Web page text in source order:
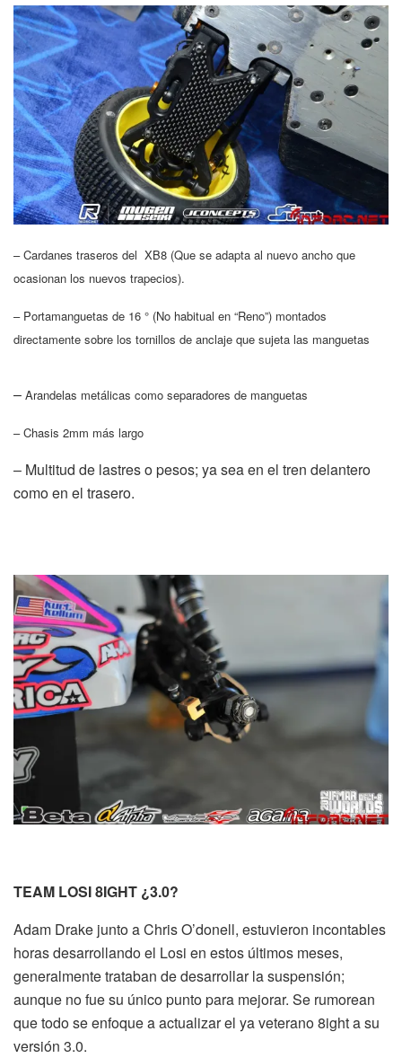
– Cardanes traseros del XB8 (Que se adapta al nuevo ancho que
ocasionan los nuevos trapecios).
– Portamanguetas de 16 ° (No habitual en “Reno”) montados
directamente sobre los tornillos de anclaje que sujeta las manguetas
– Arandelas metálicas como separadores de manguetas
– Chasis 2mm más largo
– Multitud de lastres o pesos; ya sea en el tren delantero
como en el trasero.
TEAM LOSI 8IGHT ¿3.0?
Adam Drake junto a Chris O’donell, estuvieron incontables
horas desarrollando el Losi en estos últimos meses,
generalmente trataban de desarrollar la suspensión;
aunque no fue su único punto para mejorar. Se rumorean
que todo se enfoque a actualizar el ya veterano 8ight a su
versión 3.0.